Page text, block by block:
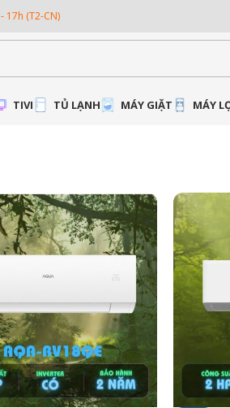
17h (T2-CN)
TIVI TỦ LẠNH MÁY GIẶT MÁY